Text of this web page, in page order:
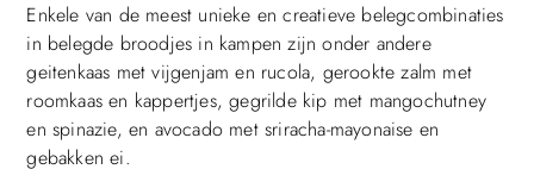
Enkele van de meest unieke en creatieve belegcombinaties
in belegde broodjes in kampen zijn onder andere
geitenkaas met vijgenjam en rucola, gerookte zalm met
roomkaas en kappertjes, gegrilde kip met mangochutney
en spinazie, en avocado met sriracha-mayonaise en
gebakken ei.